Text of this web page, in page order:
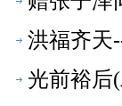
洪福齐天
光前裕后